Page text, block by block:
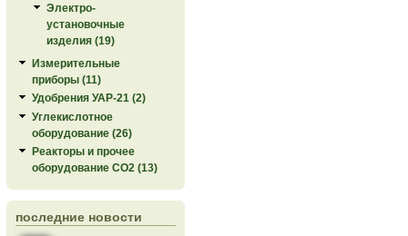
Электро-
установочные
изделия (19)
Измерительные
приборы (11)
Удобрения УАР-21 (2)
Углекислотное
оборудование (26)
Реакторы и прочее
оборудование СО2 (13)
последние новости